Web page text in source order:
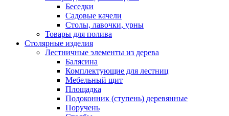
Беседки
Садовые качели
Столы, лавочки, урны
Товары для полива
Столярные изделия
Лестничные элементы из дерева
Балясина
Комплектующие для лестниц
Мебельный щит
Площадка
Подоконник (ступень) деревянные
Поручень